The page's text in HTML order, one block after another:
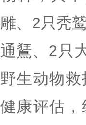
雕、2只秃
通鵟、2只
野生动物
健康评估